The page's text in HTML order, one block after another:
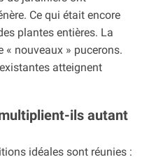
Ce qui était encore
plantes entières. La
« nouveaux » pucerons.
atteignent
ils autant
idéales sont réunies :